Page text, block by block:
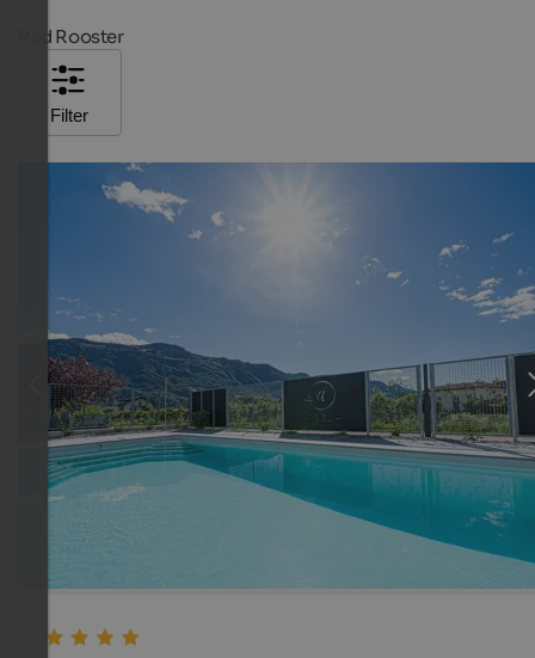
Red Rooster
Filter